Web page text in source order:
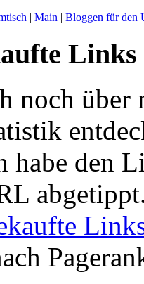
| Main | Bloggen für den
Links
noch
habe den